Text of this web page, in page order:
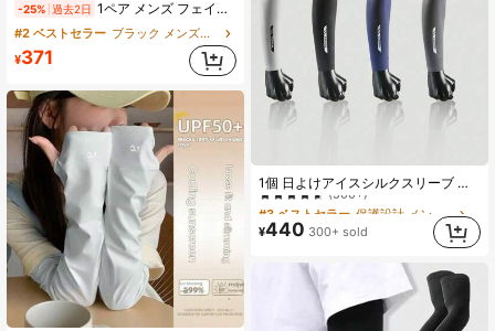
-25% 過去2日 1ペア メンズ フェイクレザー手袋、サーマルライニング、防風、防水、冬用手袋 サイクリング、運転、アウトドアアクティビティ用
#2 ベストセラー
ブラック メンズフルフィンガーグローブ
¥371
1個 日よけアイスシルクスリーブ メンズ、夏用軽量、運転や屋外での乗り物に最適なUVカット アームカバー アイススリーブ アームウォーマー 秋服 ハロウィンコスチューム ブラックアームスリーブ メンズギフト フェスティバル キャンプ
#3 ベストセラー
保護設計 メンズグローブ
(500+)
#3 ベストセラー
(500+)
#3 ベストセラー
(500+)
保護設計 メンズグローブ
¥440 300+ sold